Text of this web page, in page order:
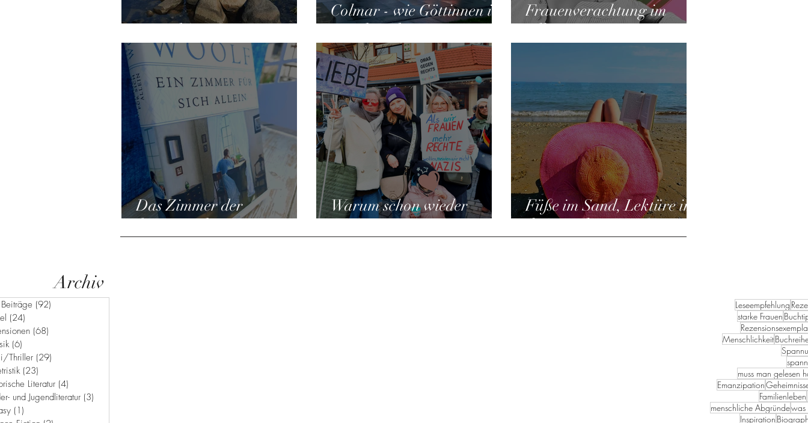
Kopenhagen an einem Tag
Colmar - wie Göttinnen in
Frankreich
Frauenverachtung im
Alltag
Das Zimmer der
feministischen Bewegung
Warum schon wieder
Nazis?
Füße im Sand, Lektüre in
der Hand
(92)
(24)
(68)
(6)
Thriller (29)
(23)
Literatur (4)
und Jugendliteratur (3)
(1)
Archiv
Leseempfehlung
starke Frauen
Menschlichkeit
muss man gelesen
Emanzipation
Familienleben
menschliche Abgründewas
Inspiration